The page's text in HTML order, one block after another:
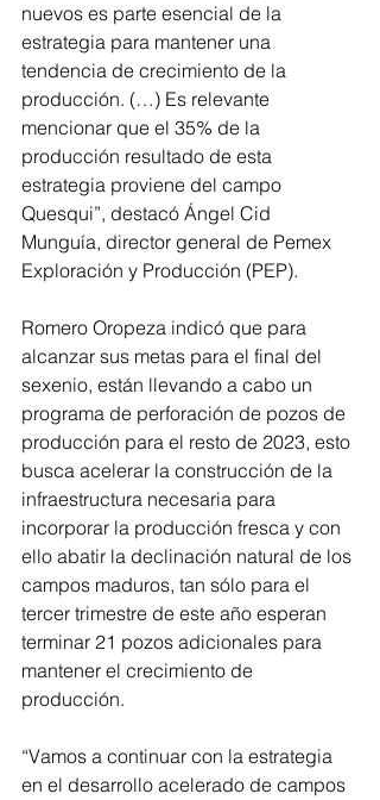
nuevos es parte esencial de la
estrategia para mantener una
tendencia de crecimiento de la
producción. (…) Es relevante
mencionar que el 35% de la
producción resultado de esta
estrategia proviene del campo
Quesqui”, destacó Ángel Cid
Munguía, director general de Pemex
Exploración y Producción (PEP).
Romero Oropeza indicó que para
alcanzar sus metas para el final del
sexenio, están llevando a cabo un
programa de perforación de pozos de
producción para el resto de 2023, esto
busca acelerar la construcción de la
infraestructura necesaria para
incorporar la producción fresca y con
ello abatir la declinación natural de los
campos maduros, tan sólo para el
tercer trimestre de este año esperan
terminar 21 pozos adicionales para
mantener el crecimiento de
producción.
“Vamos a continuar con la estrategia
en el desarrollo acelerado de campos